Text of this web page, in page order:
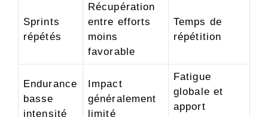
Sprints
répétés
Récupération
entre efforts
moins
favorable
Temps de
répétition
Endurance
basse
intensité
Impact
généralement
limité
Fatigue
globale et
apport